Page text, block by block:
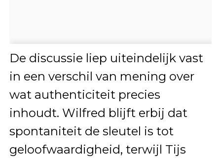
De discussie liep uiteindelijk vast
in een verschil van mening over
wat authenticiteit precies
inhoudt. Wilfred blijft erbij dat
spontaniteit de sleutel is tot
geloofwaardigheid, terwijl Tijs